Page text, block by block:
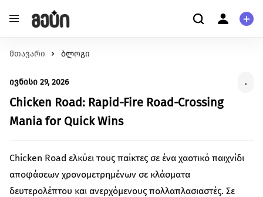
განათლება
ხელმისაწვდომობა
ჯანმრთელობა
შექმენი გარემო უკეთესი მენტალური და ფიზიკური
ჯანმრთელობისთვის.
იზრუნე დედამიწის მომავლზე და დაუჭირე მხარი
გარემოსდაცვით ინიციატივებს
სტარტაპი
ჩვენ შესახებ
მომხმარებელი
კითხვა-პასუხი
პერსონალური ინფორმაცია
გაეცანი სახელმძღვანელოს ქრაუდფანდინგის
შესახებ
მთავარი ბლოგი
Chicken Road: Rapid‑Fire Road‑Crossing
Mania for Quick Wins
ივნისი 29, 2026 .
Chicken Road ελκύει τους παίκτες σε ένα χαοτικό παιχνίδι
αποφάσεων χρονομετρημένων σε κλάσματα
δευτερολέπτου και ανερχόμενους πολλαπλασιαστές. Σε